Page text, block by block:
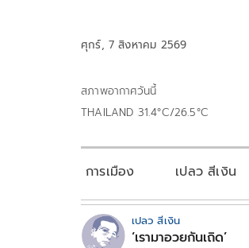
ศุกร์, 7 สิงหาคม 2569
สภาพอากาศวันนี้
THAILAND 31.4°C/26.5°C
การเมือง เปลว สีเงิน
เปลว สีเงิน
‘เรามาอวยกันเถิด’